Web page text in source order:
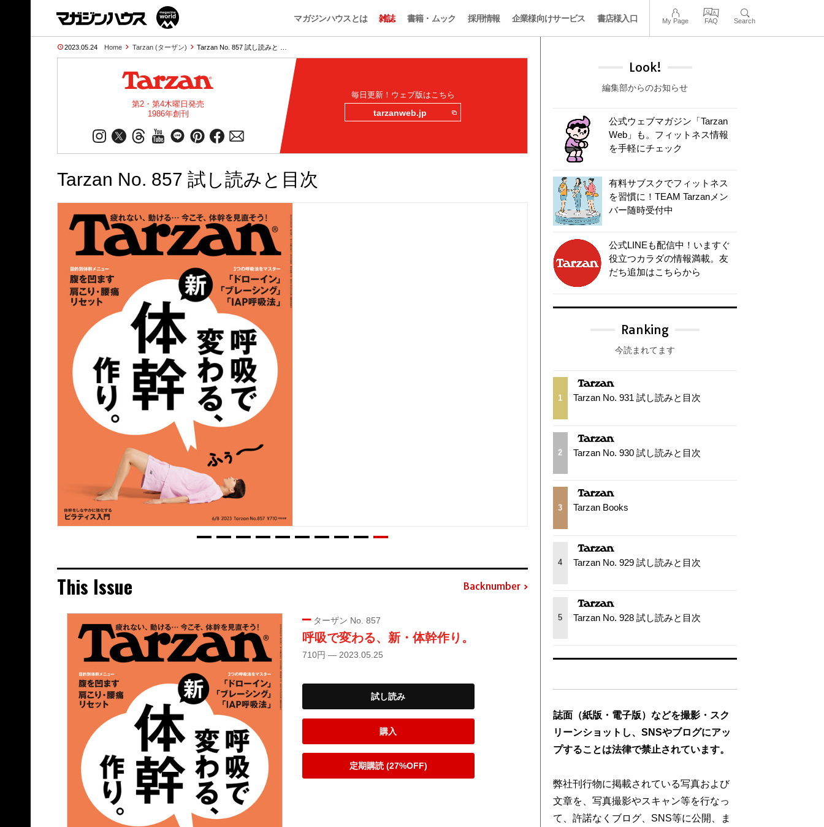
マガジンハウスとは 雑誌 書籍・ムック 採用情報 企業様向けサービス 書店様入口 My Page FAQ Search
2023.05.24 Home Tarzan (ターザン) Tarzan No. 857 試し読みと …
第2・第4木曜日発売
1986年創刊
毎日更新！ウェブ版はこちら
tarzanweb.jp
Tarzan No. 857 試し読みと目次
This Issue Backnumber
ターザン No. 857
呼吸で変わる、新・体幹作り。
710円 — 2023.05.25
試し読み
購入
定期購読 (27%OFF)
Look!
編集部からのお知らせ
公式ウェブマガジン「Tarzan
Web」も。フィットネス情報
を手軽にチェック
有料サブスクでフィットネス
を習慣に！TEAM Tarzanメン
バー随時受付中
公式LINEも配信中！いますぐ
役立つカラダの情報満載。友
だち追加はこちらから
Ranking
今読まれてます
1 Tarzan No. 931 試し読みと目次
2 Tarzan No. 930 試し読みと目次
3 Tarzan Books
4 Tarzan No. 929 試し読みと目次
5 Tarzan No. 928 試し読みと目次
誌面（紙版・電子版）などを撮影・スク
リーンショットし、SNSやブログにアッ
プすることは法律で禁止されています。
弊社刊行物に掲載されている写真および
文章を、写真撮影やスキャン等を行なっ
て、許諾なくブログ、SNS等に公開、ま